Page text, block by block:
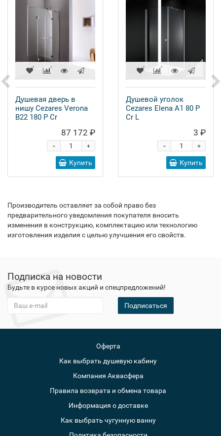
Душевая дверь в
нишу Cezares Verona
B22 180 P Cr
87 172 ₽
+
-
Купить
Душевой уголок
Cezares Elena A1 80 P
Cr L
3 ₽
+
-
Купить
Производитель оставляет за собой право без
предварительного уведомления покупателя вносить
изменения в конструкцию, комплектацию или технологию
изготовления изделия с целью улучшения его свойств.
Подписка на новости
Будьте в курсе новых акций и спецпредложений!
Подписаться
Оферта
Как выбрать душевую кабину
Компания Аквасфера
Правила возврата и обмена товара
Информация о доставке
Как выбрать чугунную ванну